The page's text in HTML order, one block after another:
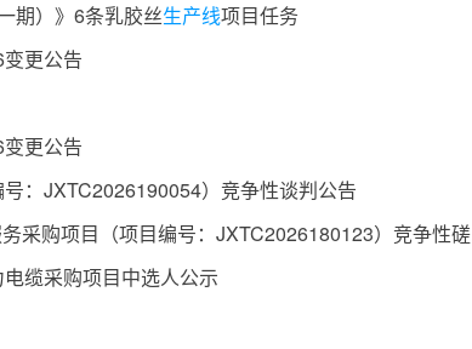
期）》6条乳胶丝生产线项目任务
更公告
更公告
：JXTC2026190054）竞争性谈判公告
目（项目编号：JXTC2026180123）竞争性磋商采购公告
缆采购项目中选人公示